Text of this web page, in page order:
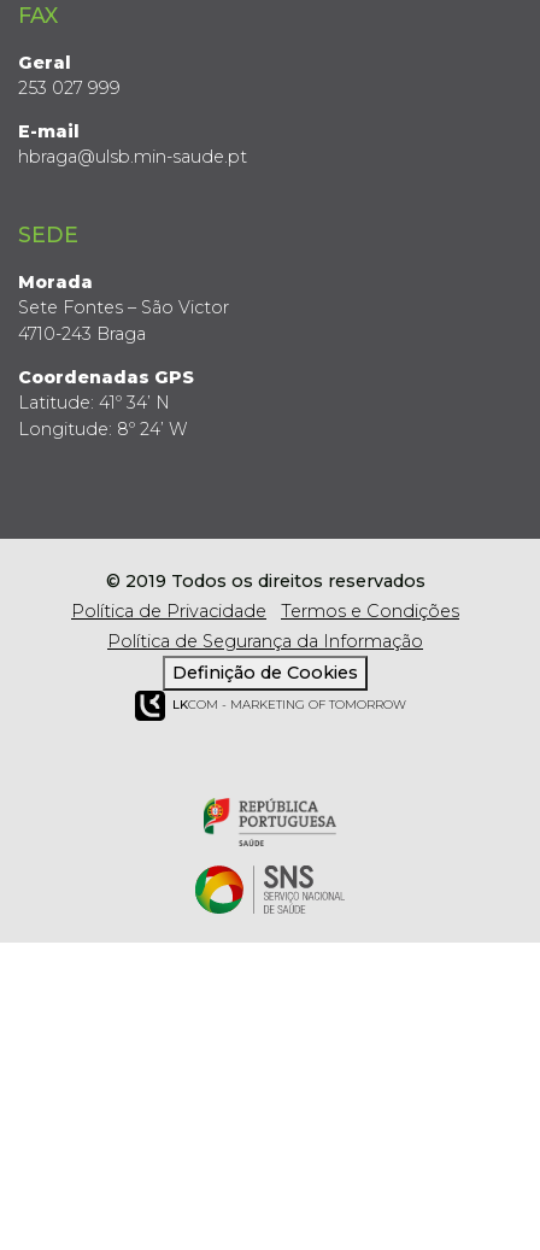
FAX
Geral
253 027 999
E-mail
hbraga@ulsb.min-saude.pt
SEDE
Morada
Sete Fontes – São Victor
4710-243 Braga
Coordenadas GPS
Latitude: 41º 34’ N
Longitude: 8º 24’ W
© 2019 Todos os direitos reservados
Política de Privacidade
Termos e Condições
Política de Segurança da Informação
Definição de Cookies
LKCOM - MARKETING OF TOMORROW